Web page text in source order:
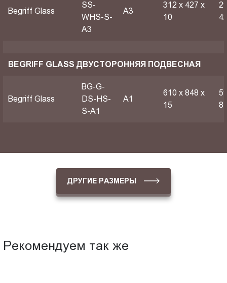
Begriff Glass
SS-
WHS-S-
A3
A3
312 х 427 х
10
BEGRIFF GLASS ДВУСТОРОННЯЯ ПОДВЕСНАЯ
Begriff Glass
BG-G-
DS-HS-
S-A1
A1
610 х 848 х
15
ДРУГИЕ РАЗМЕРЫ
Рекомендуем так же